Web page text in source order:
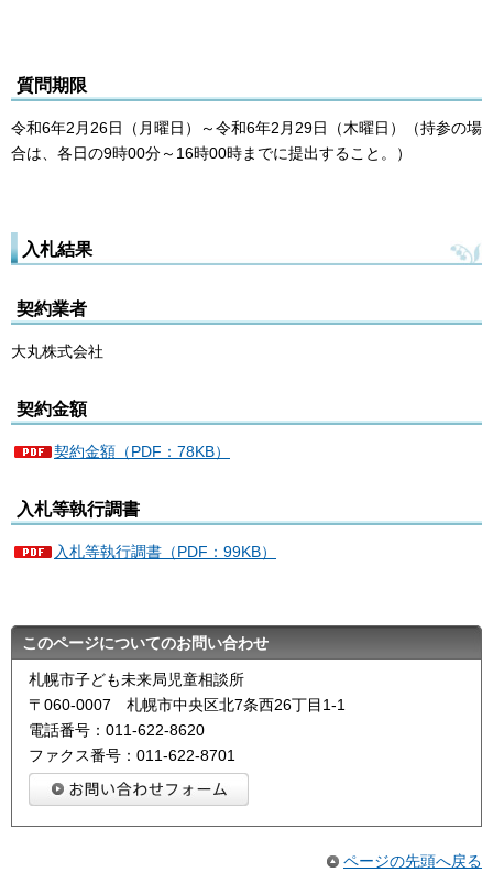
質問期限
令和6年2月26日（月曜日）～令和6年2月29日（木曜日）（持参の場
合は、各日の9時00分～16時00時までに提出すること。）
入札結果
契約業者
大丸株式会社
契約金額
契約金額（PDF：78KB）
入札等執行調書
入札等執行調書（PDF：99KB）
このページについてのお問い合わせ
札幌市子ども未来局児童相談所
〒060-0007 札幌市中央区北7条西26丁目1-1
電話番号：011-622-8620
ファクス番号：011-622-8701
ページの先頭へ戻る